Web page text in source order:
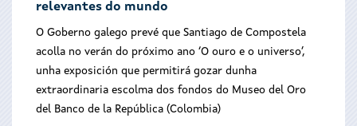
relevantes do mundo
O Goberno galego prevé que Santiago de Compostela
acolla no verán do próximo ano ‘O ouro e o universo’,
unha exposición que permitirá gozar dunha
extraordinaria escolma dos fondos do Museo del Oro
del Banco de la República (Colombia)